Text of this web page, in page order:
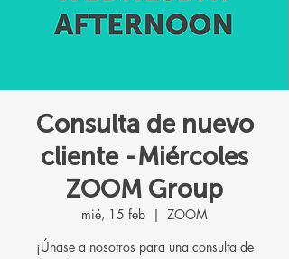
Consulta de nuevo
cliente -Miércoles
ZOOM Group
mié, 15 feb
  |
ZOOM
¡Únase a nosotros para una consulta de